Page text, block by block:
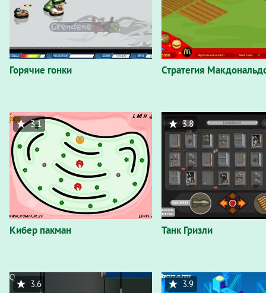
Горячие гонки Стратегия
Кибер пакман
3.1
Танк Гризли
3.8
3.6 3.9